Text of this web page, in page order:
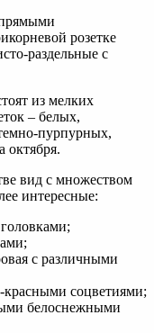
розетке
раздельные с
из мелких
– белых,
пурпурных,
октября.
вид с множеством
интересные:
с различными
соцветиями;
белоснежными